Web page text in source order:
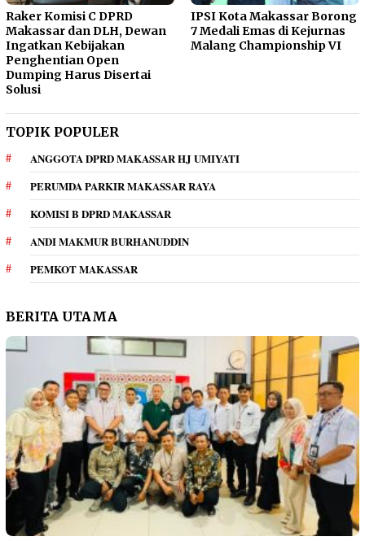
Raker Komisi C DPRD
Makassar dan DLH, Dewan
Ingatkan Kebijakan
Penghentian Open
Dumping Harus Disertai
Solusi
IPSI Kota Makassar Borong
7 Medali Emas di Kejurnas
Malang Championship VI
TOPIK POPULER
ANGGOTA DPRD MAKASSAR HJ UMIYATI
PERUMDA PARKIR MAKASSAR RAYA
KOMISI B DPRD MAKASSAR
ANDI MAKMUR BURHANUDDIN
PEMKOT MAKASSAR
BERITA UTAMA